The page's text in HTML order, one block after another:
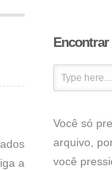
a
Você só
arquivo,
você